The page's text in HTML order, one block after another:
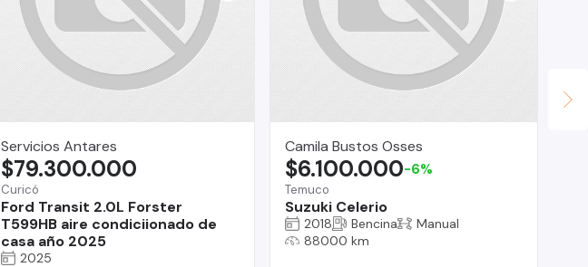
Servicios Antares
Curicó
Ford Transit 2.0L Forster
T599HB aire condiciionado de
casa año 2025
$79.300.000
2025
Camila Bustos Osses
Temuco
Suzuki Celerio
$6.100.000-6%
2018 Bencina
Manual
88000 km